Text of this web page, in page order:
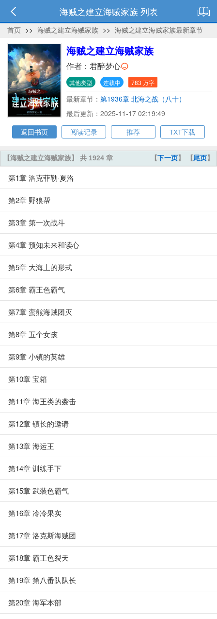
海贼之建立海贼家族 列表
首页 >> 海贼之建立海贼家族 >> 海贼之建立海贼家族最新章节
海贼之建立海贼家族
作者： 君醉梦心
其他类型 连载中 783 万字
最新章节： 第1936章 北海之战（八十）
最后更新：2025-11-17 02:19:49
返回书页
阅读记录 推荐 TXT下载
【下一页】 【尾页】
【海贼之建立海贼家族】 共 1924 章
第1章 洛克菲勒·夏洛
第2章 野狼帮
第3章 第一次战斗
第4章 预知未来和读心
第5章 大海上的形式
第6章 霸王色霸气
第7章 蛮熊海贼团灭
第8章 五个女孩
第9章 小镇的英雄
第10章 宝箱
第11章 海王类的袭击
第12章 镇长的邀请
第13章 海运王
第14章 训练手下
第15章 武装色霸气
第16章 冷冷果实
第17章 洛克斯海贼团
第18章 霸王色裂天
第19章 第八番队队长
第20章 海军本部